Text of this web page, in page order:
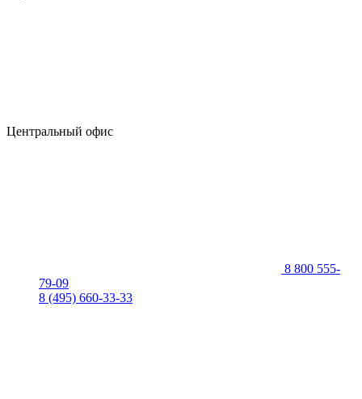
Центральный офис
8 800 555-
79-09
8 (495) 660-33-33